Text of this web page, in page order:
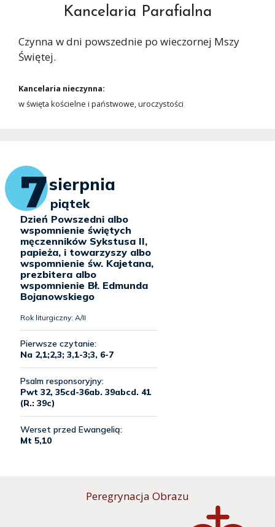
Kancelaria Parafialna
Czynna w dni powszednie po wieczornej Mszy
Świętej.
Kancelaria nieczynna:
w święta kościelne i państwowe, uroczystości
Peregrynacja Obrazu